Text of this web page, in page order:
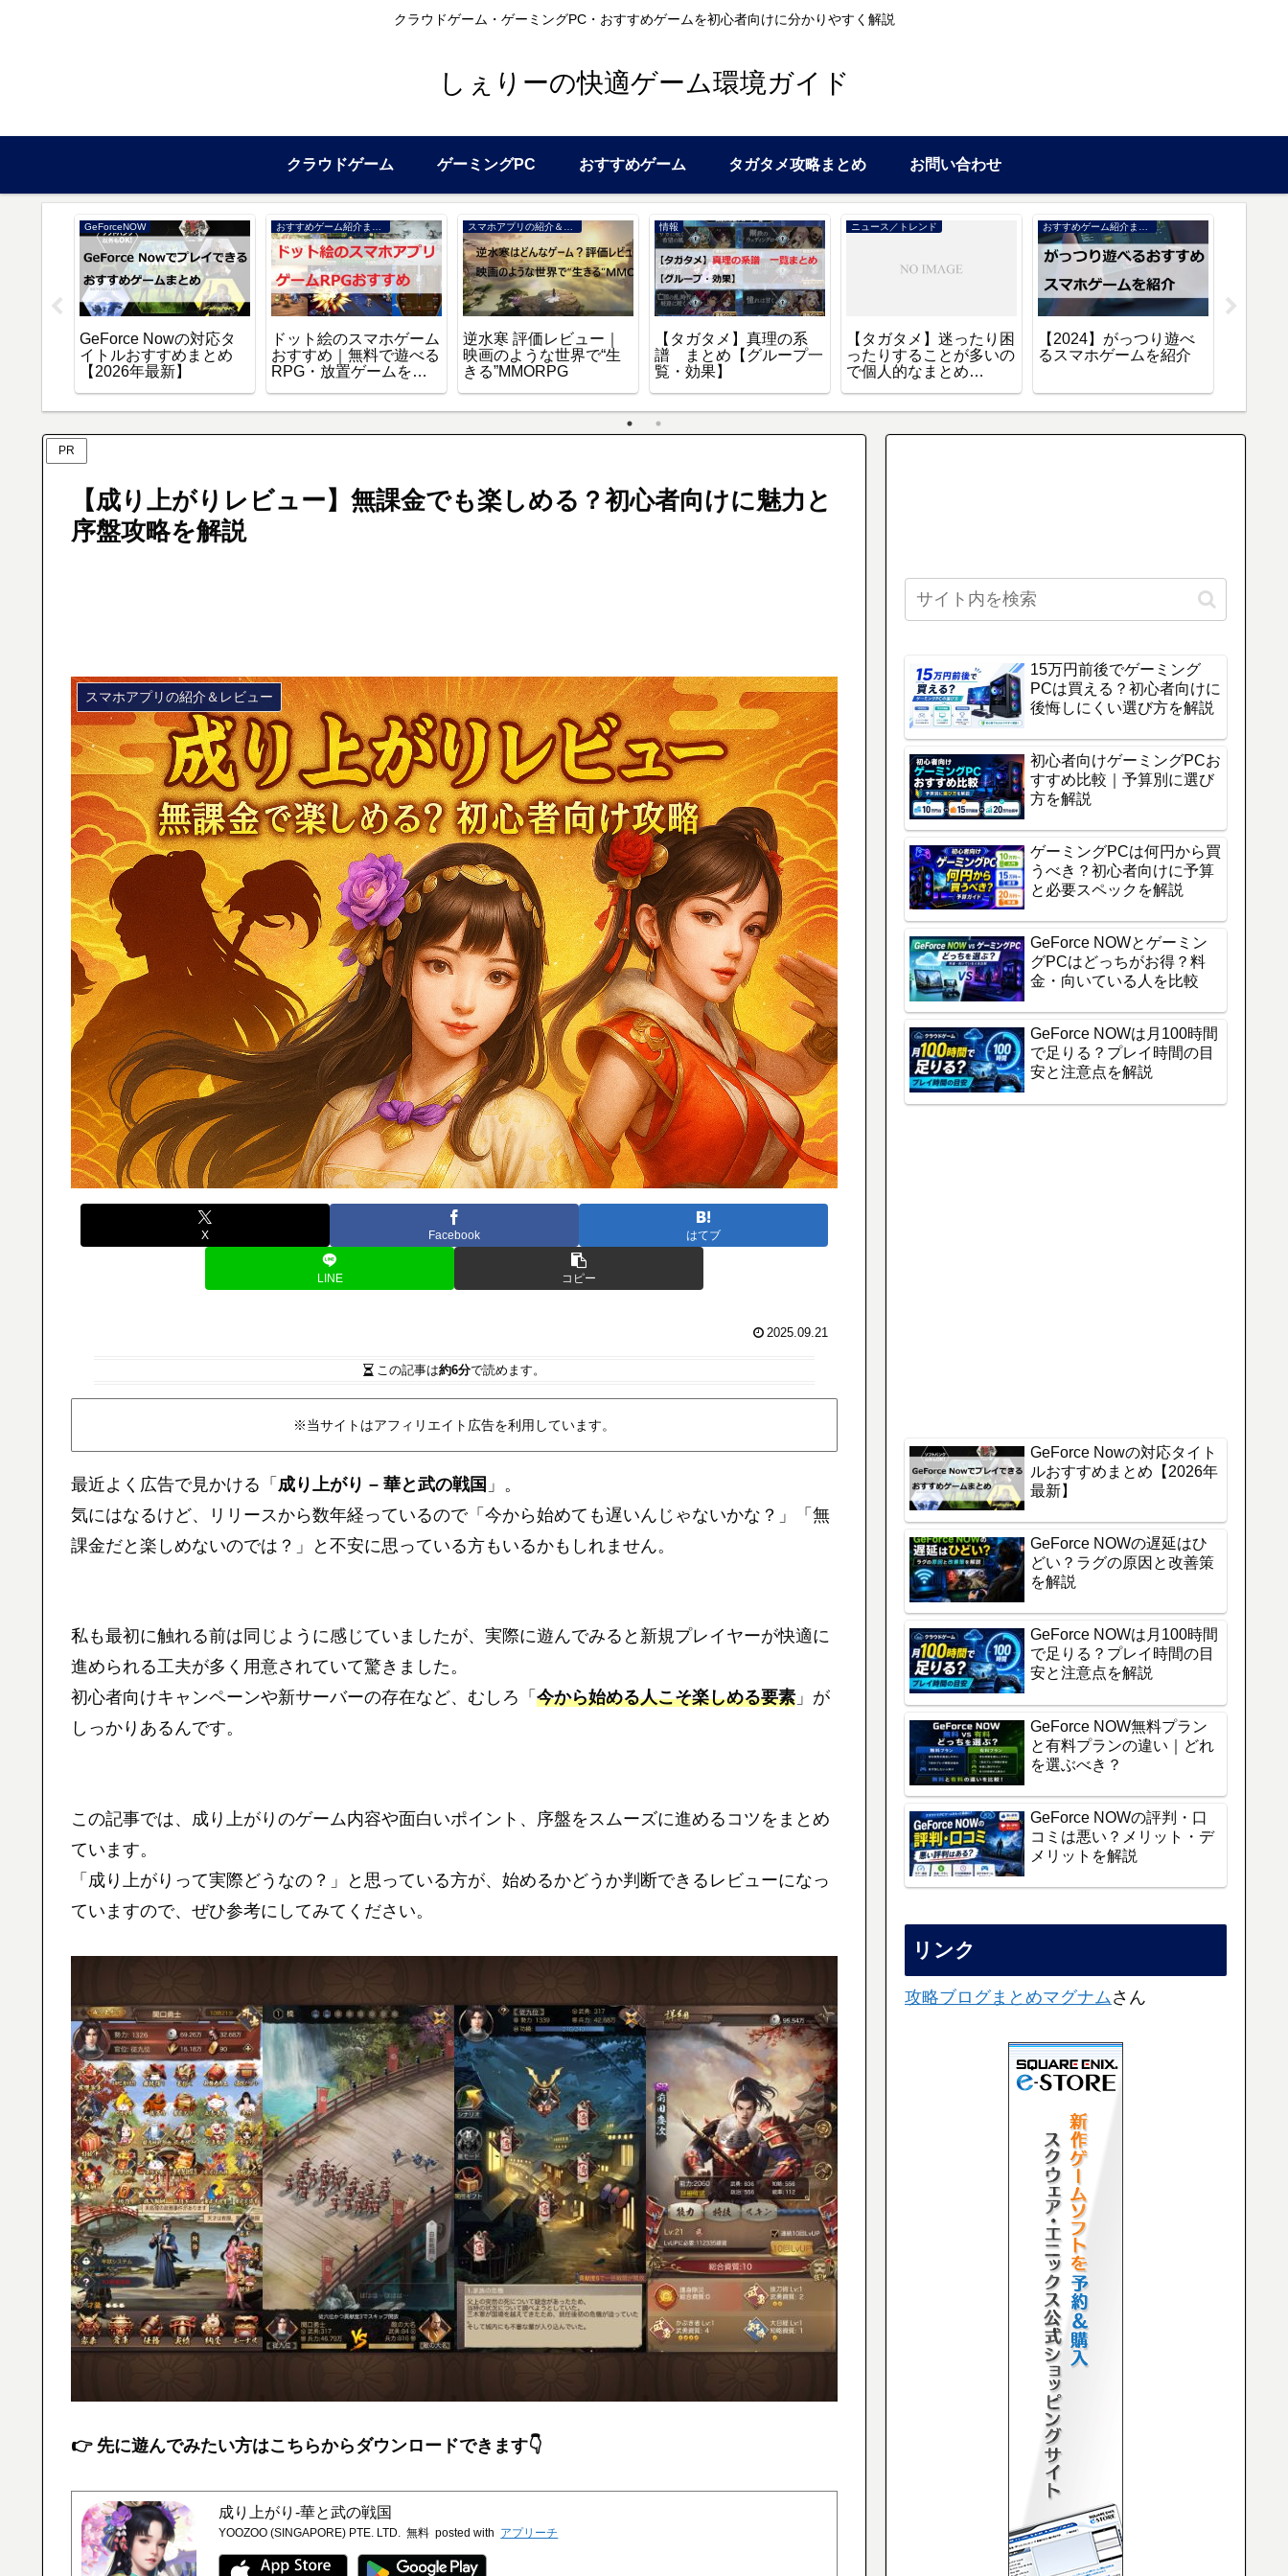
クラウドゲーム・ゲーミングPC・おすすめゲームを初心者向けに分かりやすく解説
しぇりーの快適ゲーム環境ガイド
クラウドゲーム ゲーミングPC おすすめゲーム タガタメ攻略まとめ お問い合わせ
GeForceNOW
GeForce Nowの対応タ
イトルおすすめまとめ
【2026年最新】
おすすめゲーム紹介まとめ
ドット絵のスマホゲーム
おすすめ｜無料で遊べる
RPG・放置ゲームを厳
スマホアプリの紹介＆レビュー
逆水寒 評価レビュー｜
映画のような世界で“生
きる”MMORPG
情報
【タガタメ】真理の系
譜 まとめ【グループ一
覧・効果】
ニュース／トレンド
【タガタメ】迷ったり困
ったりすることが多いの
で個人的なまとめ
おすすめゲーム紹介まとめ
【2024】がっつり遊べ
るスマホゲームを紹介
PR
【成り上がりレビュー】無課金でも楽しめる？初心者向けに魅力と
序盤攻略を解説
スマホアプリの紹介＆レビュー
X Facebook はてブ
LINE コピー
2025.09.21
この記事は約6分で読めます。
※当サイトはアフィリエイト広告を利用しています。
最近よく広告で見かける「 成り上がり – 華と武の戦国 」。
気にはなるけど、リリースから数年経っているので「今から始めても遅いんじゃないかな？」「無
課金だと楽しめないのでは？」と不安に思っている方もいるかもしれません。
私も最初に触れる前は同じように感じていましたが、実際に遊んでみると新規プレイヤーが快適に
進められる工夫が多く用意されていて驚きました。
初心者向けキャンペーンや新サーバーの存在など、むしろ「 今から始める人こそ楽しめる要素 」が
しっかりあるんです。
この記事では、成り上がりのゲーム内容や面白いポイント、序盤をスムーズに進めるコツをまとめ
ています。
「成り上がりって実際どうなの？」と思っている方が、始めるかどうか判断できるレビューになっ
ていますので、ぜひ参考にしてみてください。
👉 先に遊んでみたい方はこちらからダウンロードできます👇
成り上がり-華と武の戦国
YOOZOO (SINGAPORE) PTE. LTD. 無料 posted with アプリーチ
15万円前後でゲーミング
PCは買える？初心者向けに
後悔しにくい選び方を解説
初心者向けゲーミングPCお
すすめ比較｜予算別に選び
方を解説
ゲーミングPCは何円から買
うべき？初心者向けに予算
と必要スペックを解説
GeForce NOWとゲーミン
グPCはどっちがお得？料
金・向いている人を比較
GeForce NOWは月100時間
で足りる？プレイ時間の目
安と注意点を解説
GeForce Nowの対応タイト
ルおすすめまとめ【2026年
最新】
GeForce NOWの遅延はひ
どい？ラグの原因と改善策
を解説
GeForce NOWは月100時間
で足りる？プレイ時間の目
安と注意点を解説
GeForce NOW無料プラン
と有料プランの違い｜どれ
を選ぶべき？
GeForce NOWの評判・口
コミは悪い？メリット・デ
メリットを解説
リンク
攻略ブログまとめマグナムさん